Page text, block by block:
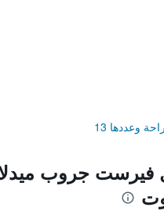
وعددها 13
فيرست جروب